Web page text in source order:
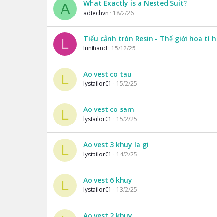
A What Exactly is a Nested Suit?
adtechvn 18/2/26
L Tiểu cảnh tròn Resin - Thế giới hoa tí
lunihand 15/12/25
L Ao vest co tau
lystailor01 15/2/25
L Ao vest co sam
lystailor01 15/2/25
L Ao vest 3 khuy la gi
lystailor01 14/2/25
L Ao vest 6 khuy
lystailor01 13/2/25